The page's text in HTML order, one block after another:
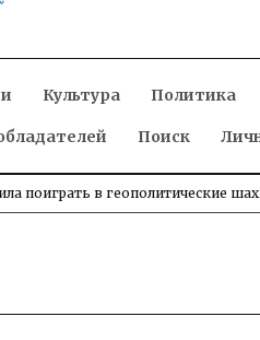
Культура Политика
Поиск
поиграть в геополитические